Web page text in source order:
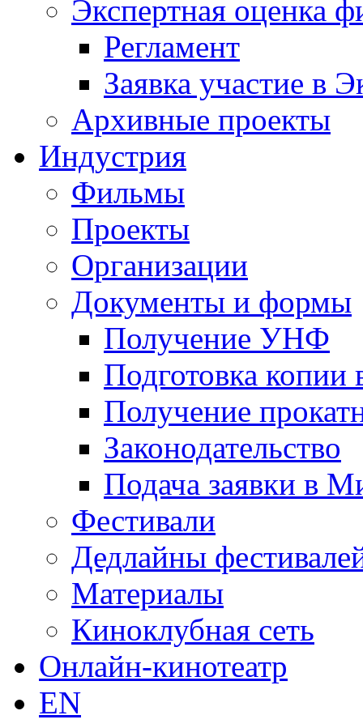
Экспертная оценка
Регламент
Заявка участие в
Архивные проекты
Индустрия
Фильмы
Проекты
Организации
Документы и формы
Получение УНФ
Подготовка копии
Получение
Законодательство
Подача заявки в
Фестивали
Дедлайны
Материалы
Киноклубная сеть
Онлайн-кинотеатр
EN